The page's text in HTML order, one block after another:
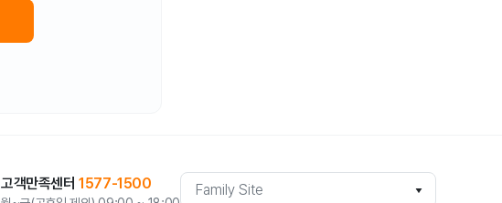
고객만족센터1577-1500
기